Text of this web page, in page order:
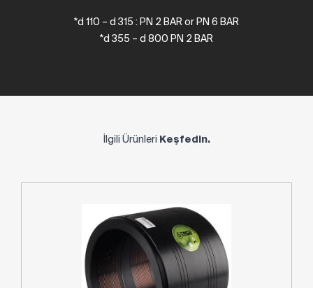
*d 110 – d 315 : PN 2 BAR or PN 6 BAR
*d 355 – d 800 PN 2 BAR
İlgili Ürünleri Keşfedin.